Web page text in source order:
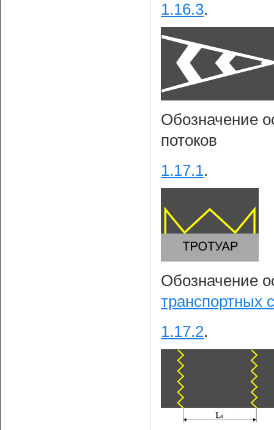
1.16.3.
Обозначение
потоков
1.17.1.
Обозначение
транспортных
1.17.2.